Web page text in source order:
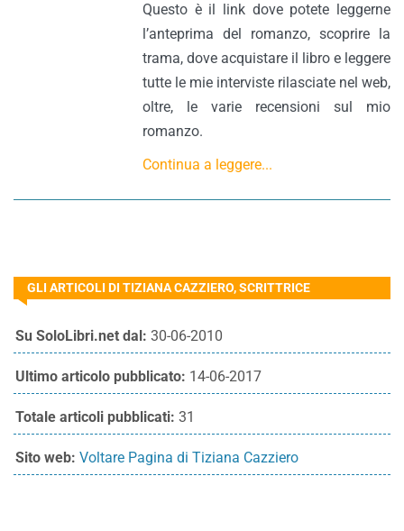
Questo è il link dove potete leggerne
l’anteprima del romanzo, scoprire la
trama, dove acquistare il libro e leggere
tutte le mie interviste rilasciate nel web,
oltre, le varie recensioni sul mio
romanzo.
Continua a leggere...
GLI ARTICOLI DI TIZIANA CAZZIERO, SCRITTRICE
Su SoloLibri.net dal: 30-06-2010
Ultimo articolo pubblicato: 14-06-2017
Totale articoli pubblicati: 31
Sito web: Voltare Pagina di Tiziana Cazziero